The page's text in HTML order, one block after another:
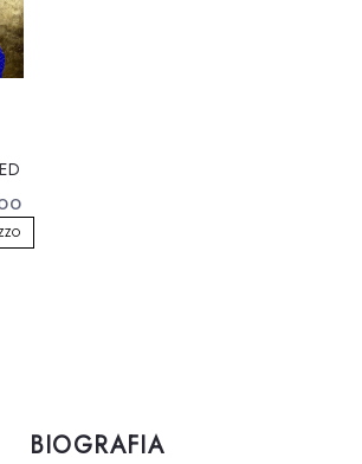
BIOGRAFIA